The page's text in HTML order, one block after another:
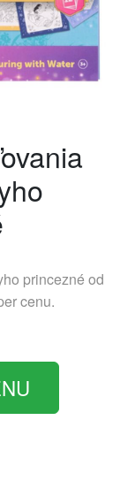
princezné od
cenu.